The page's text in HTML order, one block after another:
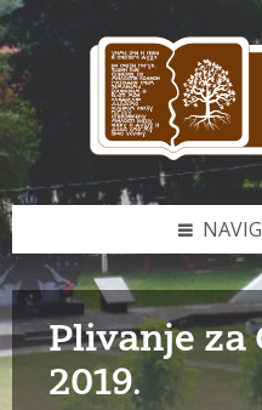
Skip
to
content
Skip
to
left
sidebar
Skip
to
footer
Plivanje za
2019.